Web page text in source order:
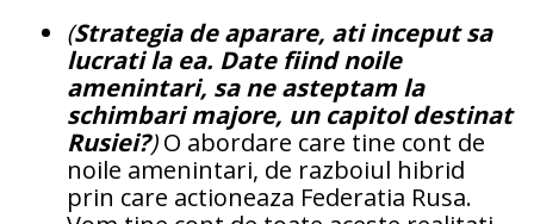
(Strategia de aparare, ati inceput sa
lucrati la ea. Date fiind noile
amenintari, sa ne asteptam la
schimbari majore, un capitol destinat
Rusiei?)O abordare care tine cont de
noile amenintari, de razboiul hibrid
prin care actioneaza Federatia Rusa.